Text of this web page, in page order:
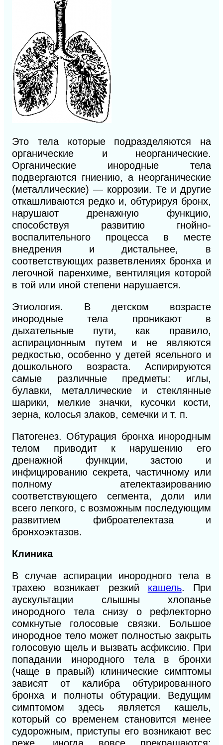
Это тела которые подразделяются на
органические и неорганические.
Органические инородные тела
подвергаются гниению, а неорганические
(металлические) — коррозии. Те и другие
откашливаются редко и, обтурируя бронх,
нарушают дренажную функцию,
способствуя развитию гнойно-
воспалительного процесса в месте
внедрения и дистальнее, в
соответствующих разветвлениях бронха и
легочной паренхиме, вентиляция которой
в той или иной степени нарушается.
Этиология. В детском возрасте
инородные тела проникают в
дыхательные пути, как правило,
аспирационным путем и не являются
редкостью, особенно у детей ясельного и
дошкольного возраста. Аспирируются
самые различные предметы: иглы,
булавки, металлические и стеклянные
шарики, мелкие значки, кусочки кости,
зерна, колосья злаков, семечки и т. п.
Патогенез. Обтурация бронха инородным
телом приводит к нарушению его
дренажной функции, застою и
инфицированию секрета, частичному или
полному ателектазированию
соответствующего сегмента, доли или
всего легкого, с возможным последующим
развитием фиброателектаза и
бронхоэктазов.
Клиника
В случае аспирации инородного тела в
трахею возникает резкий кашель. При
аускультации слышны хлопанье
инородного тела снизу о рефлекторно
сомкнутые голосовые связки. Большое
инородное тело может полностью закрыть
голосовую щель и вызвать асфиксию. При
попадании инородного тела в бронхи
(чаще в правый) клинические симптомы
зависят от калибра обтурированного
бронха и полноты обтурации. Ведущим
симптомом здесь является кашель,
который со временем становится менее
судорожным, приступы его возникают вес